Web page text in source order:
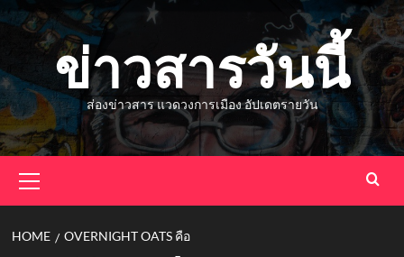
Skip
ข่าวสารวันนี้
ส่องข่าวสาร แวดวงการเมือง อัปเดตรายวัน
Menu
HOME OVERNIGHT OATS คือ